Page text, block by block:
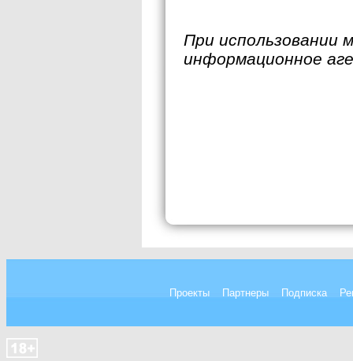
При использовании
информационное
Проекты Партнеры Подписка